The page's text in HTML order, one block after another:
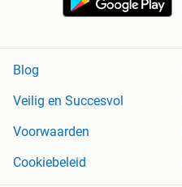
Blog
Veilig en Succesvol
Voorwaarden
Cookiebeleid